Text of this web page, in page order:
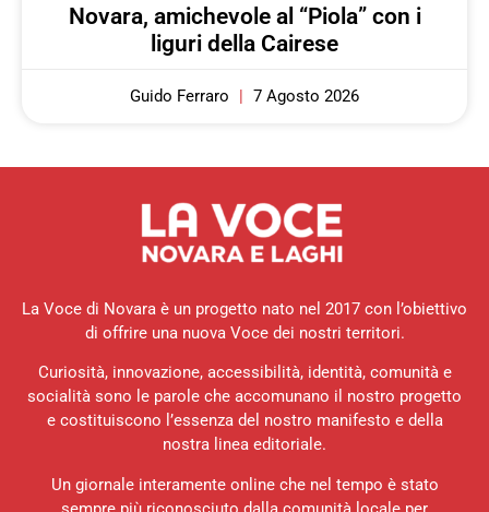
Novara, amichevole al “Piola” con i
liguri della Cairese
Guido Ferraro 7 Agosto 2026
La Voce di Novara è un progetto nato nel 2017 con l’obiettivo
di offrire una nuova Voce dei nostri territori.
Curiosità, innovazione, accessibilità, identità, comunità e
socialità sono le parole che accomunano il nostro progetto
e costituiscono l’essenza del nostro manifesto e della
nostra linea editoriale.
Un giornale interamente online che nel tempo è stato